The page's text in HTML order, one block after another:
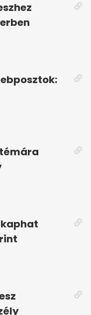
kaphat